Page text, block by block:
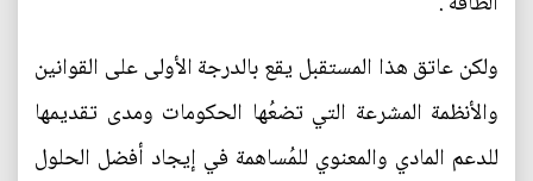
ولكن عاتق هذا المستقبل يقع بالدرجة الأولى على القوانين
والأنظمة المشرعة التي تضعُها الحكومات ومدى تقديمها
للدعم المادي والمعنوي للمُساهمة في إيجاد أفضل الحلول